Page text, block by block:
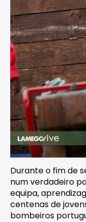
Durante o fim de
num verdadeiro
equipa,
centenas de
bombeiros